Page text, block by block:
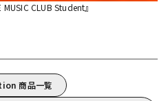
CLUB Student』
商品一覧